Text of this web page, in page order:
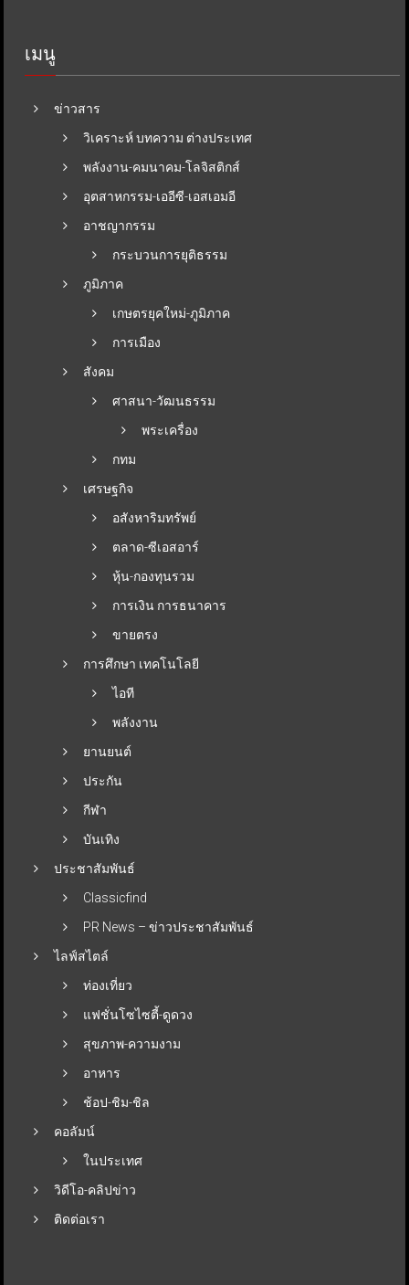
เมนู
ข่าวสาร
วิเคราะห์ บทความ ต่างประเทศ
พลังงาน-คมนาคม-โลจิสติกส์
อุตสาหกรรม-เออีซี-เอสเอมอี
อาชญากรรม
กระบวนการยุติธรรม
ภูมิภาค
เกษตรยุคใหม่-ภูมิภาค
การเมือง
สังคม
ศาสนา-วัฒนธรรม
พระเครื่อง
กทม
เศรษฐกิจ
อสังหาริมทรัพย์
ตลาด-ซีเอสอาร์
หุ้น-กองทุนรวม
การเงิน การธนาคาร
ขายตรง
การศึกษา เทคโนโลยี
ไอที
พลังงาน
ยานยนต์
ประกัน
กีฬา
บันเทิง
ประชาสัมพันธ์
Classicfind
PR News – ข่าวประชาสัมพันธ์
ไลฟ์สไตล์
ท่องเที่ยว
แฟชั่นโซไซตี้-ดูดวง
สุขภาพ-ความงาม
อาหาร
ช้อป-ชิม-ชิล
คอลัมน์
ในประเทศ
วิดีโอ-คลิปข่าว
ติดต่อเรา